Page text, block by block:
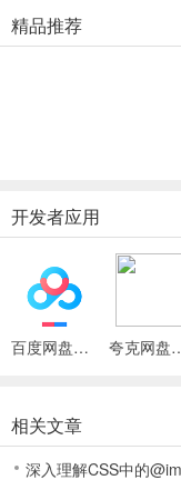
精品推荐
开发者应用
百度网盘绿色免安装Pc电脑版 夸克网
相关文章
深入理解CSS中的